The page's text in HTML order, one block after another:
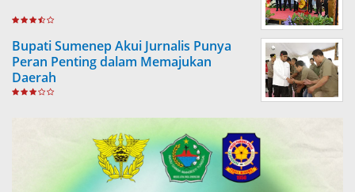
Bupati Sumenep Akui Jurnalis Punya
Peran Penting dalam Memajukan
Daerah